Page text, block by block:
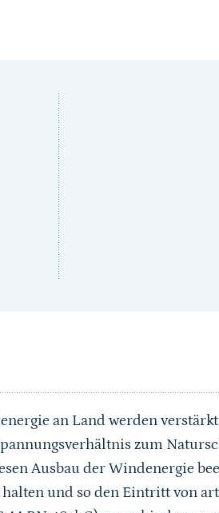
an Land werden
zum
Ausbau der Windenergie
und so den Eintritt von